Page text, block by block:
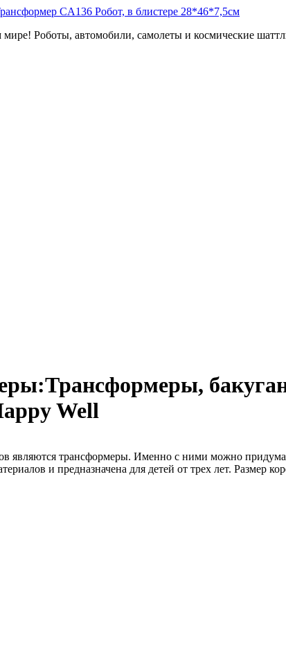
Роботы, автомобили, самолеты и космические
Well
являются трансформеры. Именно с ними можно
и предназначена для детей от трех лет. Размер